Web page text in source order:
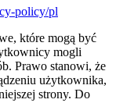
policy/pl
które mogą być
mogli
Prawo stanowi, że
użytkownika,
strony. Do